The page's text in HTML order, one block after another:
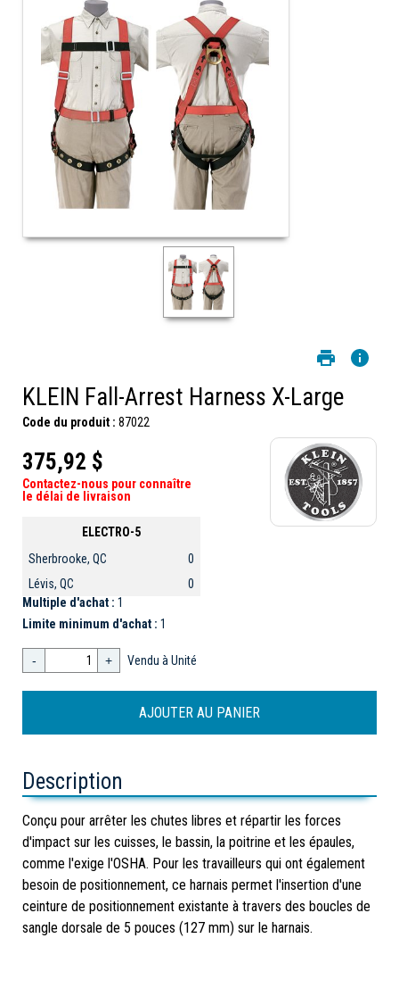
KLEIN Fall-Arrest Harness X-Large
Code du produit : 87022
375,92 $
Contactez-nous pour connaître
le délai de livraison
ELECTRO-5
Sherbrooke, QC
0
Lévis, QC
0
Multiple d'achat : 1
Limite minimum d'achat : 1
- + Vendu à Unité
Description
Conçu pour arrêter les chutes libres et répartir les forces
d'impact sur les cuisses, le bassin, la poitrine et les épaules,
comme l'exige l'OSHA. Pour les travailleurs qui ont également
besoin de positionnement, ce harnais permet l'insertion d'une
ceinture de positionnement existante à travers des boucles de
sangle dorsale de 5 pouces (127 mm) sur le harnais.